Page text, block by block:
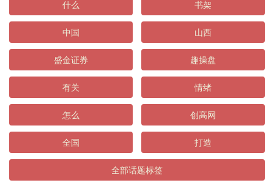
什么 书架
中国 山西
盛金证券 趣操盘
有关 情绪
怎么 创高网
全国 打造
全部话题标签